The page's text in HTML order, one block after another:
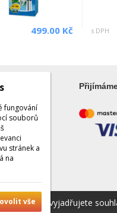
499.00 Kč s DPH
služeb vyjadřujete
fungování
souborů
stránek a
na
vše